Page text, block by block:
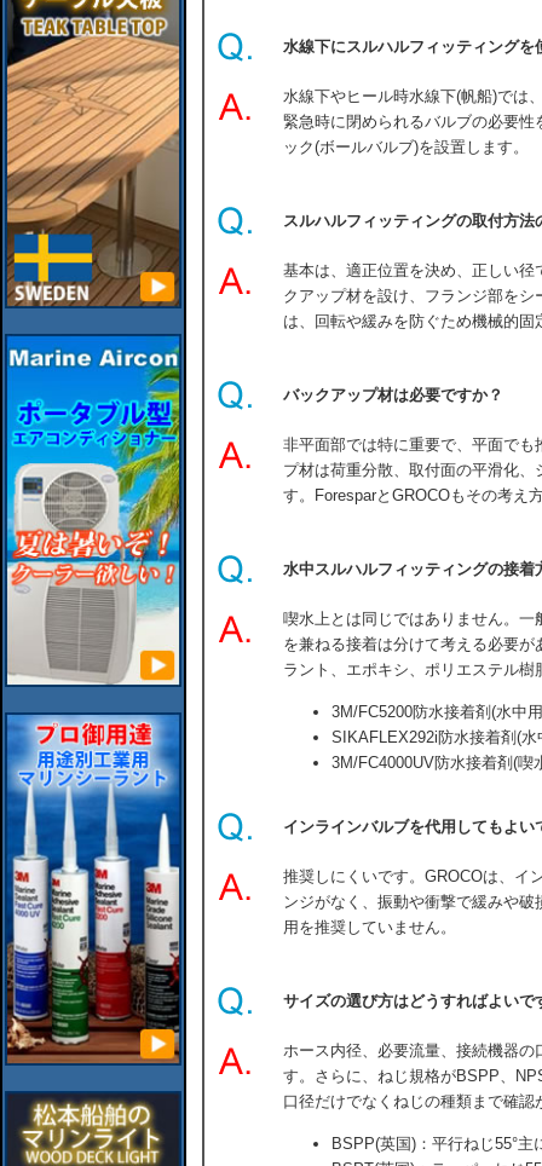
水線下にスルハルフィッティングを
水線下やヒール時水線下(帆船)では
緊急時に閉められるバルブの必要
ック(ボールバルブ)を設置します。
スルハルフィッティングの取付方法
基本は、適正位置を決め、正しい
クアップ材を設け、フランジ部を
は、回転や緩みを防ぐため機械的
バックアップ材は必要ですか？
非平面部では特に重要で、平面で
プ材は荷重分散、取付面の平滑化
す。ForesparとGROCOもその考え
水中スルハルフィッティングの接
喫水上とは同じではありません。
を兼ねる接着は分けて考える必要
ラント、エポキシ、ポリエステル
3M/FC5200防水接着剤(水中
SIKAFLEX292i防水接着剤(水
3M/FC4000UV防水接着剤(喫
インラインバルブを代用してもよい
推奨しにくいです。GROCOは、イ
ンジがなく、振動や衝撃で緩みや
用を推奨していません。
サイズの選び方はどうすればよいで
ホース内径、必要流量、接続機器
す。さらに、ねじ規格がBSPP、
口径だけでなくねじの種類まで確認
BSPP(英国)：平行ねじ55°